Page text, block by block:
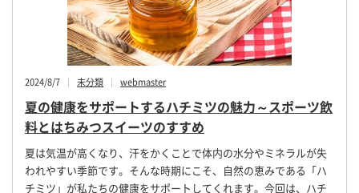
2024/8/7 未分類 webmaster
夏の健康をサポートするハチミツの魅力～スポーツ飲
料とはちみつスイーツのすすめ
夏は気温が高くなり、汗をかくことで体内の水分やミネラルが失
われやすい季節です。そんな時期にこそ、自然の恵みである「ハ
チミツ」が私たちの健康をサポートしてくれます。今回は、ハチ